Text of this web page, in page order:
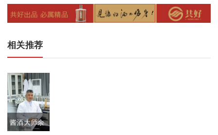
相关推荐
酱酒大师余